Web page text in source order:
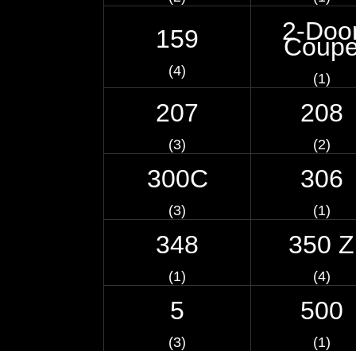
159
(4)
2-
(1)
207
(3)
208
(2)
300C
(3)
306
(1)
348
(1)
350 Z
(4)
5
(3)
500
(1)